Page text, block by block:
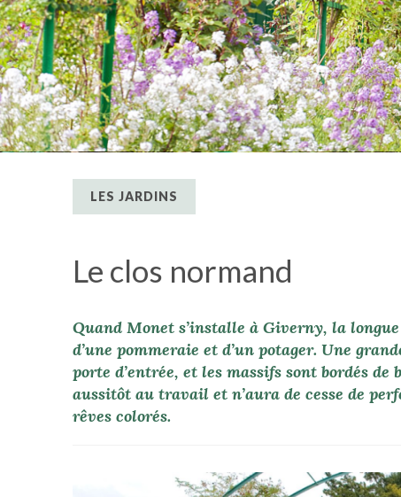
LES JARDINS
Le clos normand
Quand Monet s’installe à Giverny, la
d’une pommeraie et d’un potager. Une
porte d’entrée, et les massifs sont bordés
aussitôt au travail et n’aura de cesse de
rêves colorés.